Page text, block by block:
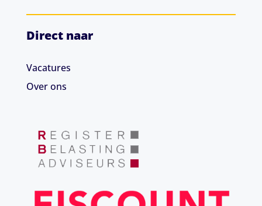
Direct naar
Vacatures
Over ons